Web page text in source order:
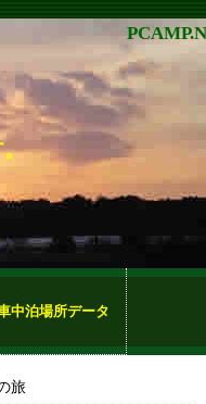
。
中泊場所データ
旅